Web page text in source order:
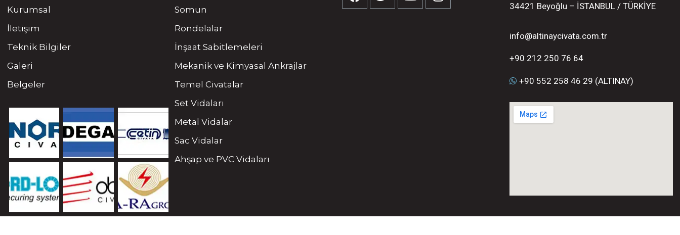
Kurumsal
İletişim
Teknik Bilgiler
Galeri
Belgeler
Somun
Rondelalar
İnşaat Sabitlemeleri
Mekanik ve Kimyasal Ankrajlar
Temel Civatalar
Set Vidaları
Metal Vidalar
Sac Vidalar
Ahşap ve PVC Vidaları
34421 Beyoğlu – İSTANBUL / TÜRKİYE
info@altinaycivata.com.tr
+90 212 250 76 64
+90 552 258 46 29 (ALTINAY)